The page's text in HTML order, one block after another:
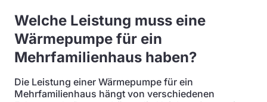
Welche Leistung muss eine
Wärmepumpe für ein
Mehrfamilienhaus haben?
Die Leistung einer Wärmepumpe für ein
Mehrfamilienhaus hängt von verschiedenen